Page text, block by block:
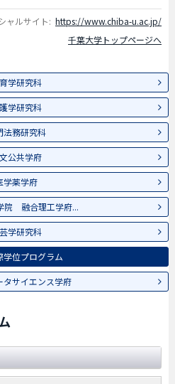
ャルサイト: https://www.chiba-u.ac.jp/
千葉大学トップページへ
学研究科
学研究科
法務研究科
公共学府
学薬学府
院 融合理工学府...
学研究科
学位プログラム
タサイエンス学府